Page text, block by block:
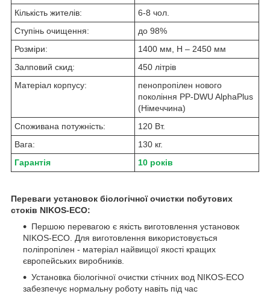
Кількість жителів:
6-8 чол.
Ступінь очищення:
до 98%
Розміри:
1400 мм, H – 2450 мм
Залповий скид:
450 літрів
Матеріал корпусу:
пенопропілен нового
покоління PP-DWU AlphaPlus
(Німеччина)
Споживана потужність:
120 Вт.
Вага:
130 кг.
Гарантія
10 років
Переваги установок біологічної очистки побутових
стоків NIKOS-ECO:
Першою перевагою є якість виготовлення установок
NIKOS-ECO. Для виготовлення використовується
поліпропілен - матеріал найвищої якості кращих
європейських виробників.
Установка біологічної очистки стічних вод NIKOS-ECO
забезпечує нормальну роботу навіть під час